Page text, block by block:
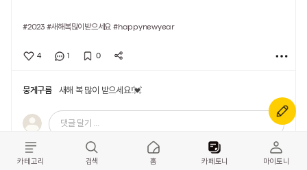
#2023 #새해복많이받으세요 #happynewyear
4 1 0
뭉게구름 새해 복 많이 받으세요!💓
댓글 달기 ...
카테고리 검색 홈 카페토니 마이토니